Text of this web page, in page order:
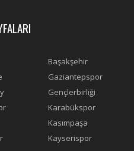
Başakşehir
Gaziantepspor
Gençlerbirliği
Karabükspor
Kasımpaşa
Kayserispor